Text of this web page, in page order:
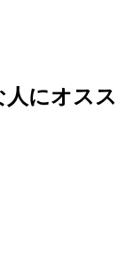
にオスス